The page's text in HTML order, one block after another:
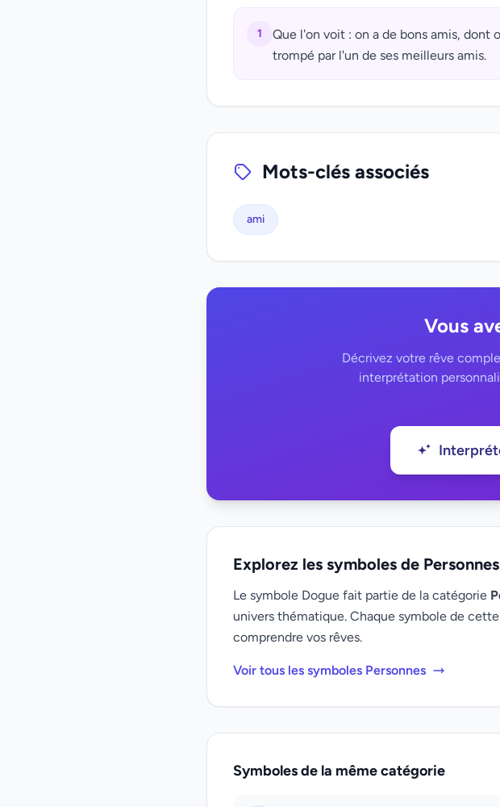
1
Que l'on voit : on a de bons amis, dont
trompé par l'un de ses meilleurs amis.
Mots-clés associés
ami
Vous
Décrivez votre rêve
interprétation
Explorez les symboles de Personnes
Le symbole Dogue fait partie de la catégorie
univers thématique. Chaque symbole de
comprendre vos rêves.
Voir tous les symboles Personnes
Symboles de la même catégorie